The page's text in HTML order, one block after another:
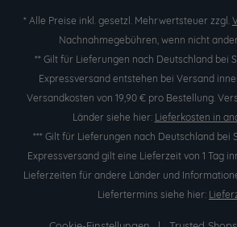
* Alle Preise inkl. gesetzl. Mehrwertsteuer zzgl.
Nachnahmegebühren, wenn nicht
** Gilt für Lieferungen nach Deutschland bei
Expressversand entstehen bei Versand
Versandkosten von 19,90 € pro Bestellung.
Länder siehe hier: Lieferkosten in
*** Gilt für Lieferungen nach Deutschland bei
Expressversand gilt eine Lieferzeit von 1 Tag
Lieferzeiten für andere Länder und
Liefertermins siehe hier: